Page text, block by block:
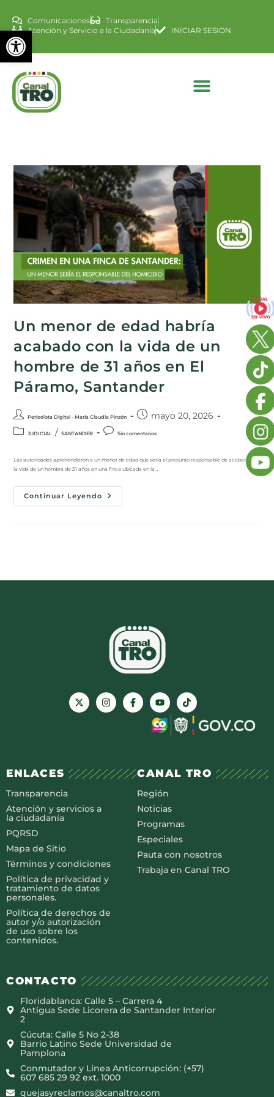
Abrir barra de
Comunicaciones
Transparencia
Atención y Servicio a la Ciudadanía
INICIAR SESION
Un menor de edad habría
acabado con la vida de un
hombre de 31 años en El
Páramo, Santander
Periodista Digital - María Claudia Pinzón mayo 20, 2026
JUDICIAL / SANTANDER Sin comentarios
Las autoridades aprehendieron a un menor de edad que sería el presunto responsable de acabar con
la vida de un hombre de 31 años en una finca ubicada en la…
Continuar Leyendo
ENLACES
Transparencia
Atención y servicios a
la ciudadanía
PQRSD
Mapa de Sitio
Términos y condiciones
Política de privacidad y
tratamiento de datos
personales.
Política de derechos de
autor y/o autorización
de uso sobre los
contenidos.
CANAL TRO
Región
Noticias
Programas
Especiales
Pauta con nosotros
Trabaja en Canal TRO
CONTACTO
Floridablanca: Calle 5 – Carrera 4
Antigua Sede Licorera de Santander Interior
2
Cúcuta: Calle 5 No 2-38
Barrio Latino Sede Universidad de
Pamplona
Conmutador y Línea Anticorrupción: (+57)
607 685 29 92 ext. 1000
quejasyreclamos@canaltro.com